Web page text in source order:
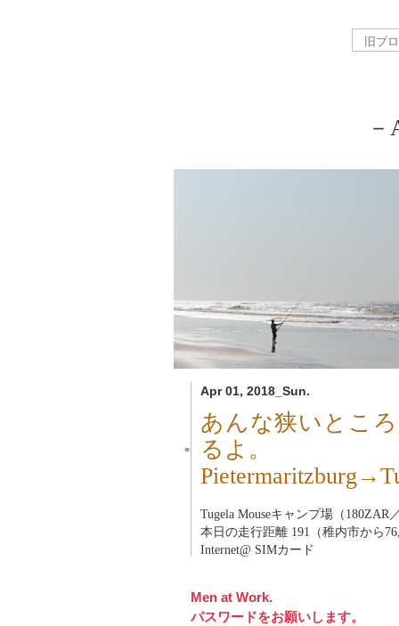
Apr 01, 2018_Sun.
■
あんな狭いとこ
るよ。
Tugela Mouseキャンプ場（180ZAR
本日の走行距離 191（稚内市から
Internet@ SIMカード
Men at Work.
パスワードをお願いします。